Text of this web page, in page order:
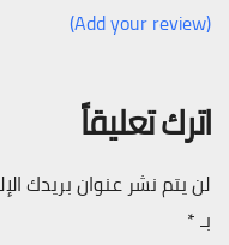
(Add your review)
اترك تعليقاً
لن يتم نشر عنوان بريدك
بـ*